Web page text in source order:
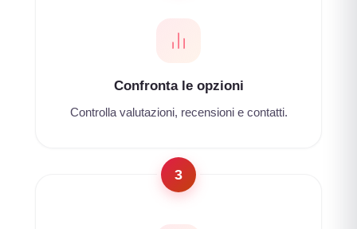
Confronta le opzioni
Controlla valutazioni, recensioni e contatti.
3